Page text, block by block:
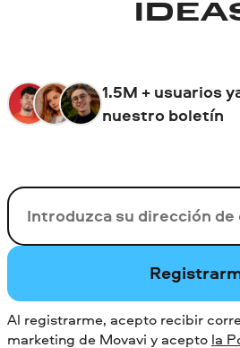
1.5M + usuarios
nuestro boletín
Su correo electrónico
Al registrarme, acepto recibir
marketing de Movavi y acepto la